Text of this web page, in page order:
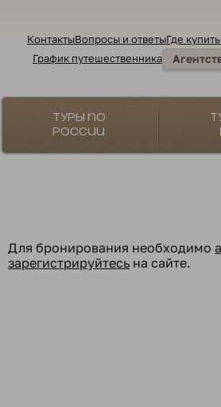
КонтактыВопросы и ответыГде купить
График путешественника
Туры по
России
Для бронирования необходимо
зарегистрируйтесь на сайте.